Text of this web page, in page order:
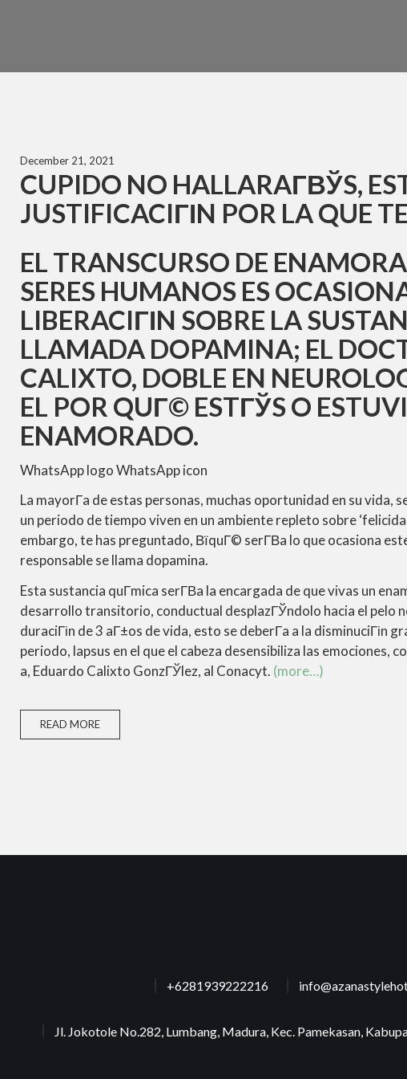
December 21, 2021
CUPIDO NO HALLARAГ­ВЎS,
JUSTIFICACIГІN POR LA QUE
EL TRANSCURSO DE
SERES HUMANOS ES
LIBERACIГІN SOBRE LA
LLAMADA DOPAMINA; EL
CALIXTO, DOBLE EN
EL POR QUГ© ESTГЎS O
ENAMORADO.
WhatsApp logo WhatsApp icon
La mayorГ­a de estas personas, muchas oportunidad en su vida,
un periodo de tiempo viven en un ambiente repleto sobre
embargo, te has preguntado, ВїquГ© serГ­В­a lo que ocasiona
responsable se llama dopamina.
Esta sustancia quГ­mica serГ­В­a la encargada de que vivas un
desarrollo transitorio, conductual desplazГЎndolo hacia el pelo
duraciГіn de 3 aГ±os de vida, esto se deberГ­a a la disminuciГіn
periodo, lapsus en el que el cabeza desensibiliza las emociones,
a, Eduardo Calixto GonzГЎlez, al Conacyt. (more…)
READ MORE
+6281939222216
Jl. Jokotole No.282, Lumbang, Madura, Kec. Pamekasan,